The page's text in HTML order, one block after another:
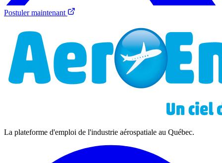
Postuler maintenant
La plateforme d'emploi de l'industrie aérospatiale au Québec.